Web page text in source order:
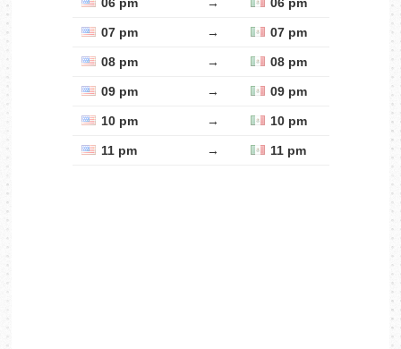
07 pm → 07 pm
08 pm → 08 pm
09 pm → 09 pm
10 pm → 10 pm
11 pm → 11 pm